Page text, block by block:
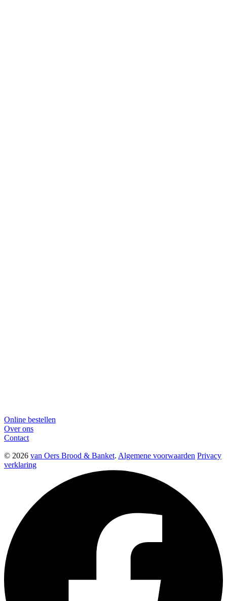
Online bestellen
Over ons
Contact
© 2026 van Oers Brood & Banket. Algemene voorwaarden Privacy
verklaring